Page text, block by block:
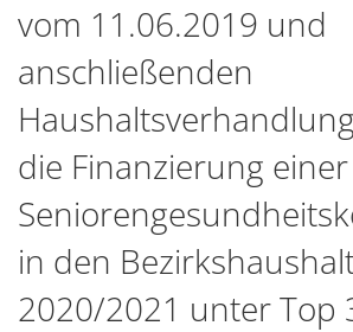
vom 11.06.2019 und
anschließenden
die Finanzierung
in den
2020/2021 unter Top